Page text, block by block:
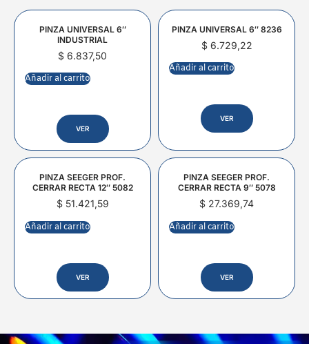
PINZA UNIVERSAL 6″
INDUSTRIAL
$ 6.837,50
Añadir al carrito
VER
PINZA UNIVERSAL 6″ 8236
$6.729,22
Añadir al carrito
VER
PINZA SEEGER PROF.
CERRAR RECTA 12″ 5082
$51.421,59
Añadir al carrito
VER
PINZA SEEGER PROF.
CERRAR RECTA 9″ 5078
$ 27.369,74
Añadir al carrito
VER